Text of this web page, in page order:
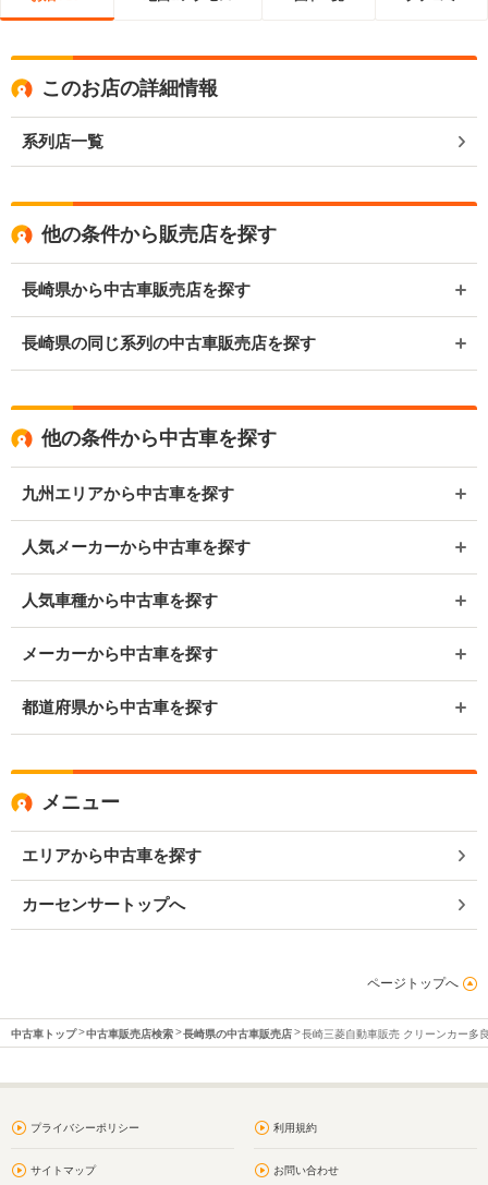
このお店の詳細情報
系列店一覧
他の条件から販売店を探す
長崎県から中古車販売店を探す
長崎県の同じ系列の中古車販売店を探す
他の条件から中古車を探す
九州エリアから中古車を探す
人気メーカーから中古車を探す
人気車種から中古車を探す
メーカーから中古車を探す
都道府県から中古車を探す
メニュー
エリアから中古車を探す
カーセンサートップへ
ページトップへ
中古車トップ 中古車販売店検索 長崎県の中古車販売店 長崎三菱自動車販売 クリーンカー多
プライバシーポリシー 利用規約
サイトマップ お問い合わせ